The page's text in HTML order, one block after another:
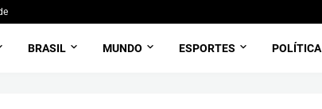
BRASIL MUNDO ESPORTES POLÍTICA